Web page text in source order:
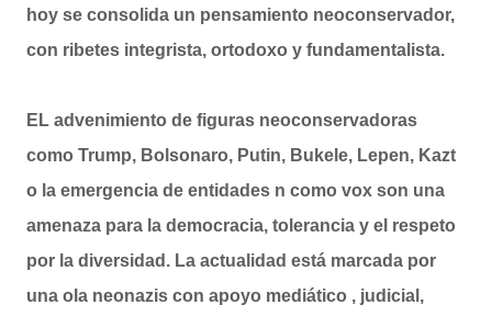
hoy se consolida un pensamiento neoconservador,
con ribetes integrista, ortodoxo y fundamentalista.
EL advenimiento de figuras neoconservadoras
como Trump, Bolsonaro, Putin, Bukele, Lepen, Kazt
o la emergencia de entidades n como vox son una
amenaza para la democracia, tolerancia y el respeto
por la diversidad. La actualidad está marcada por
una ola neonazis con apoyo mediático , judicial,